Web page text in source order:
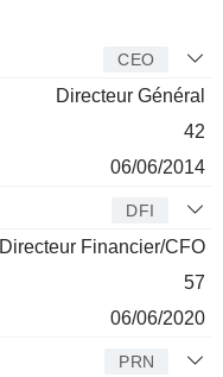
CEO
Directeur Général
42
06/06/2014
DFI
Directeur Financier/CFO
57
06/06/2020
PRN